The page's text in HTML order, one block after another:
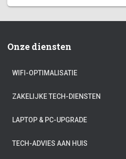
Onze diensten
WIFI-OPTIMALISATIE
ZAKELIJKE TECH-DIENSTEN
LAPTOP & PC-UPGRADE
TECH-ADVIES AAN HUIS